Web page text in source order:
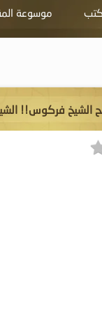
موسوعة
الشيخ فركوس!!